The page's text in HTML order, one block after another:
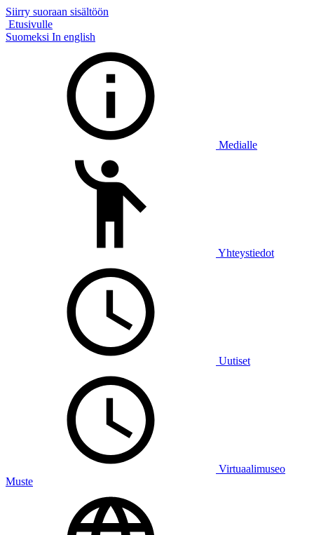
Siirry suoraan sisältöön
Etusivulle
Suomeksi In english
Medialle
Yhteystiedot
Uutiset
Virtuaalimuseo
Muste